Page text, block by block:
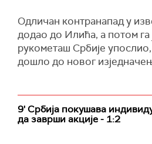
Одличан контранапад у
додао до Илића, а потом га
рукометаш Србије упослио,
дошло до новог
9' Србија покушава
да заврши акције - 1:2